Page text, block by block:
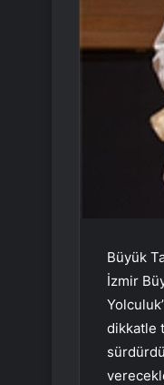
Büyük
İzmir
dikkatle